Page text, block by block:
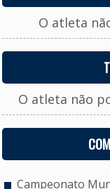
O atleta
O atleta não
Campeonato